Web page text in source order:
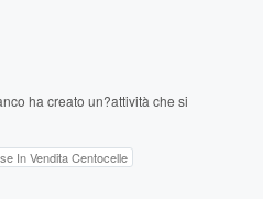
ha creato un?attività che si
In Vendita Centocelle